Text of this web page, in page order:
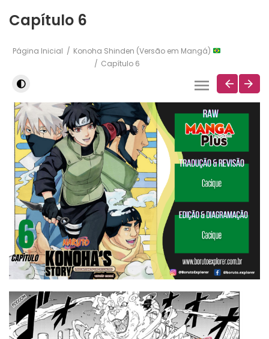
Capítulo 6
Página Inicial
Konoha Shinden (Versão em Mangá)
Capítulo 6